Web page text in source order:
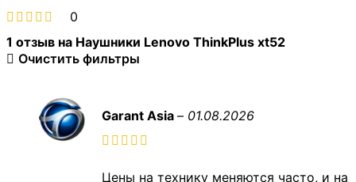
0
1 отзыв на Наушники Lenovo ThinkPlus xt52
Очистить фильтры
Garant Asia – 01.08.2026
Цены на технику меняются часто, и на